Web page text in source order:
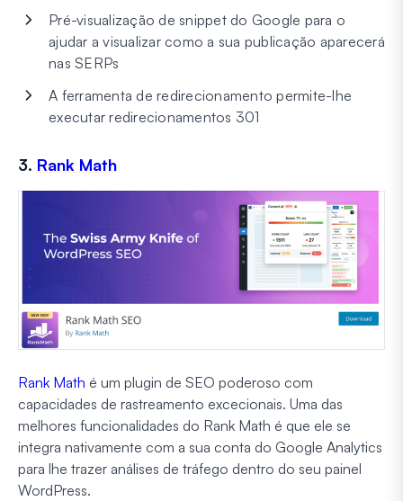
Pré-visualização de snippet do Google para o
ajudar a visualizar como a sua publicação aparecerá
nas SERPs
A ferramenta de redirecionamento permite-lhe
executar redirecionamentos 301
3. Rank Math
Rank Math é um plugin de SEO poderoso com
capacidades de rastreamento excecionais. Uma das
melhores funcionalidades do Rank Math é que ele se
integra nativamente com a sua conta do Google Analytics
para lhe trazer análises de tráfego dentro do seu painel
WordPress.